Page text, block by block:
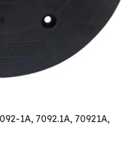
1A, 7092.1A, 70921A,